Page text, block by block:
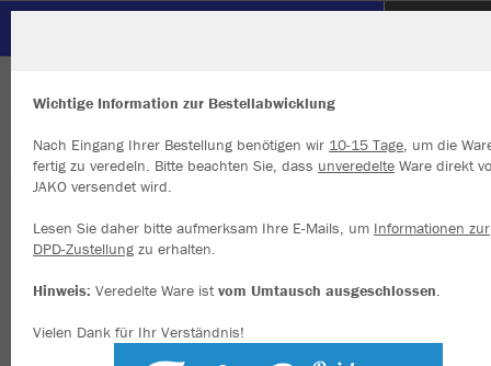
Wichtige Information zur Bestellabwicklung
Nach Eingang Ihrer Bestellung benötigen wir 10-15 Tage, um die
fertig zu veredeln. Bitte beachten Sie, dass unveredelte Ware direkt
JAKO versendet wird.
Lesen Sie daher bitte aufmerksam Ihre E-Mails, um Informationen zur
DPD-Zustellung zu erhalten.
Hinweis: Veredelte Ware istvom Umtausch ausgeschlossen.
Vielen Dank für Ihr Verständnis!
Wir verwenden Cookies
Inhalte anzeigen und unsere Website verbessern. Weitere
zu den Cookies findest Du in den Einstellungen.
Alle akzeptieren
Alle ablehnen